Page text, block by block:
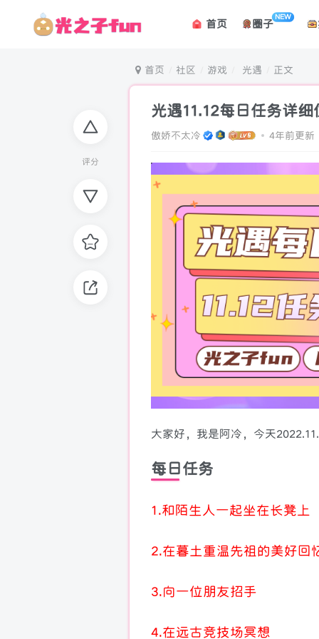
首页 圈子
NEW
评分
首页 社区 游戏 光遇 正文
光遇11.12每日任务详
傲娇不太冷 4年前更新
大家好，我是阿冷，今天
每日任务
1.和陌生人一起坐在长凳上
2.在暮土重温先祖的美好回
3.向一位朋友招手
4.在远古竞技场冥想